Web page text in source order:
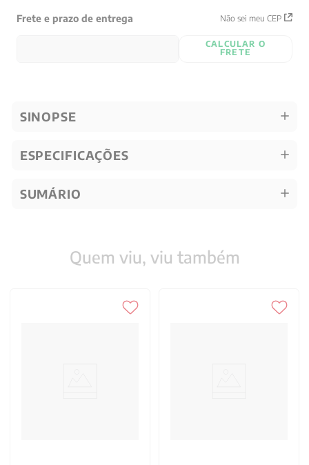
Frete e prazo de entrega Não sei meu CEP
CALCULAR O
FRETE
SINOPSE
ESPECIFICAÇÕES
SUMÁRIO
Quem viu, viu também